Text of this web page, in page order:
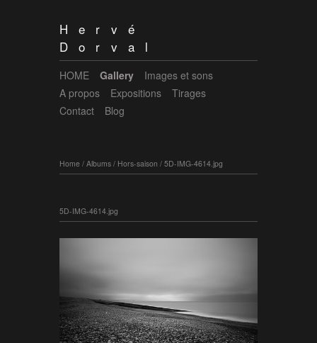
Hervé
Dorval
HOME Gallery
Images et sons
A propos
Expositions
Tirages
Contact
Blog
Home / Albums / Hors-saison / 5D-IMG-4614.jpg
5D-IMG-4614.jpg